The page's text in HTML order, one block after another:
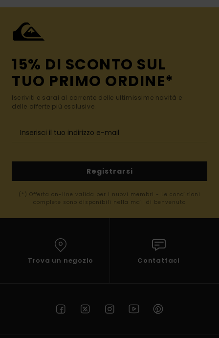
15% DI SCONTO SUL
TUO PRIMO ORDINE*
Iscriviti e sarai al corrente delle ultimissime novità e
delle offerte più esclusive.
Registrarsi
(*) Offerta on-line valida per i nuovi membri - Le condizioni
complete sono disponibili nella mail di benvenuto
Trova un negozio Contattaci